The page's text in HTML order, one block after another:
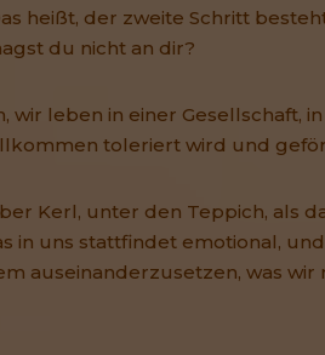
heißt, der zweite Schritt
du nicht an dir?
wir leben in einer Gesellschaft,
toleriert wird und
Kerl, unter den Teppich, als
in uns stattfindet emotional,
auseinanderzusetzen, was wir